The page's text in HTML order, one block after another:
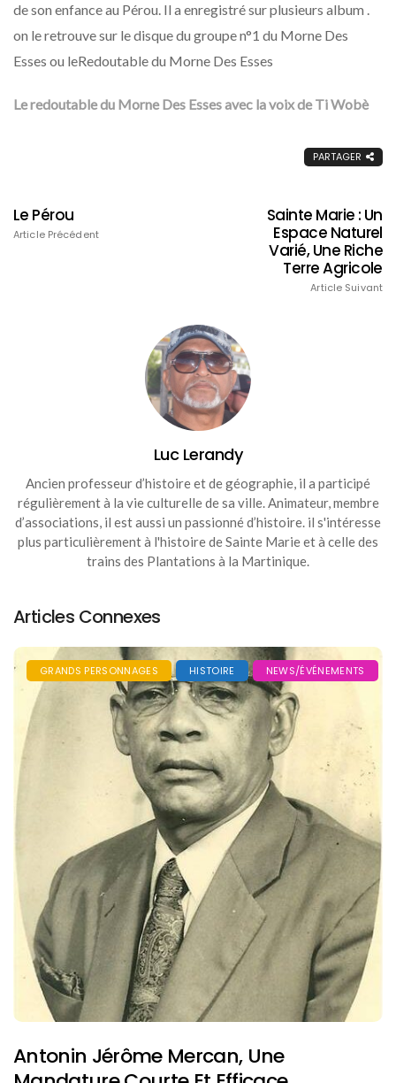
de son enfance au Pérou. Il a enregistré sur plusieurs album .
on le retrouve sur le disque du groupe n°1 du Morne Des
Esses ou leRedoutable du Morne Des Esses
Le redoutable du Morne Des Esses avec la voix de Ti Wobè
PARTAGER
Le Pérou
Article Précédent
Sainte Marie : Un
Espace Naturel
Varié, Une Riche
Terre Agricole
Article Suivant
Luc Lerandy
Ancien professeur d’histoire et de géographie, il a participé
régulièrement à la vie culturelle de sa ville. Animateur, membre
d’associations, il est aussi un passionné d’histoire. il s'intéresse
plus particulièrement à l'histoire de Sainte Marie et à celle des
trains des Plantations à la Martinique.
Articles Connexes
GRANDS PERSONNAGES HISTOIRE NEWS/ÉVÉNEMENTS
Antonin Jérôme Mercan, Une